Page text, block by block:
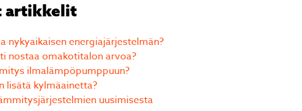
artikkelit
nykyaikaisen energiajärjestelmän?
nostaa omakotitalon arvoa?
ilmalämpöpumppuun?
lisätä kylmäainetta?
uusimisesta
Ilmalämpöpumpun asennus. Hyvin meni kuten